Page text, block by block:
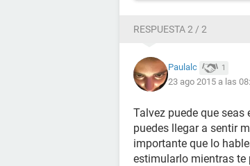
RESPUESTA 2 / 2
Paulalc 1
23 ago 2015 a las
Talvez puede que
puedes llegar a sentir
importante que lo
estimularlo mientras te